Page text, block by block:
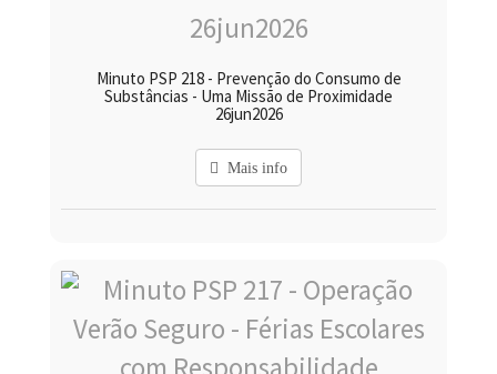
Minuto PSP 218 - Prevenção do Consumo de
Substâncias - Uma Missão de Proximidade
26jun2026
Mais info